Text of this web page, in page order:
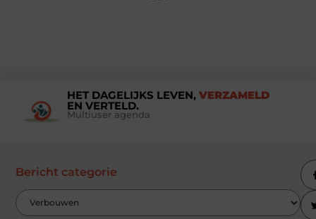
HET DAGELIJKS LEVEN, VERZAMELD
EN VERTELD.
Multiuser agenda
Bericht categorie